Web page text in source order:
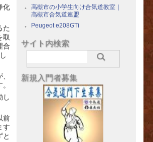
化
た
取
合
し
前
す
と
高槻市の小学生向け合気道教室｜
高槻市合気道連盟
Peugeot e208GTi
サイト内検索
新規入門者募集